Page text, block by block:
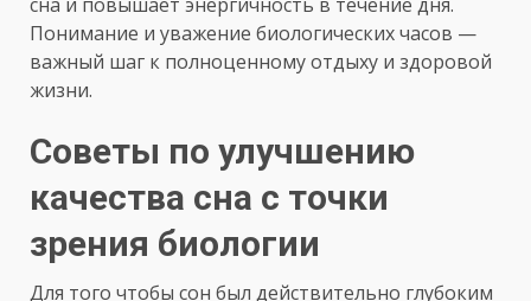
Понимание и уважение биологических часов —
важный шаг к полноценному отдыху и здоровой
жизни.
Советы по улучшению
качества сна с точки
зрения биологии
Для того чтобы сон был действительно глубоким